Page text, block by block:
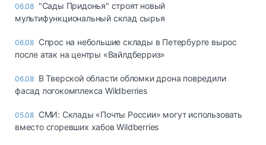
06.08 "Сады Придонья" строят новый
мультифункциональный склад сырья
06.08 Спрос на небольшие склады в Петербурге вырос
после атак на центры «Вайлдберриз»
06.08 В Тверской области обломки дрона повредили
фасад логокомплекса Wildberries
05.08 СМИ: Склады «Почты России» могут использовать
вместо сгоревших хабов Wildberries